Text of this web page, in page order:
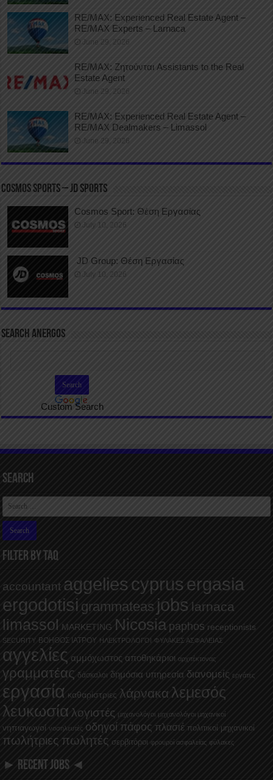
RE/MAX: Experienced Real Estate Agent –
RE/MAX Experts – Larnaca
June 29, 2026
RE/MAX: Ζητούνται Assistants to the Real
Estate Agent
June 29, 2026
RE/MAX: Experienced Real Estate Agent –
RE/MAX Dealmakers – Limassol
June 29, 2026
COSMOS SPORTS – JD SPORTS
Cosmos Sport: Θέση Εργασίας
July 10, 2026
JD Group: Θέση Εργασίας
July 10, 2026
SEARCH ANERGOS
Custom Search
Search
FILTER BY TAQ
accountant aggeliescyprus ergasia
ergodotisi grammateas jobs larnaca
limassol MARKETING Nicosia paphos receptionists
SECURITY ΒΟΗΘΟΣ ΙΑΤΡΟΥ ΗΛΕΚΤΡΟΛΟΓΟΙ ΦΥΛΑΚΕΣ ΑΣΦΑΛΕΙΑΣ
αγγελίες αμμόχωστος αποθηκάριοι αρχιτέκτονας
γραμματέας δάσκαλοι δημόσια υπηρεσία διανομείς εργάτες
εργασία καθαρίστριες λάρνακα λεμεσός
λευκωσία λογιστές μηχανολόγοι μηχανολόγοι μηχανικοί
νηπιαγωγοί νοσηλευτές οδηγοί πάφος πλασιέ πολιτικοί μηχανικοί
πωλήτριες πωλητές σερβιτόροι φρουροί ασφαλείας φύλακες
► RECENT JOBS ◄